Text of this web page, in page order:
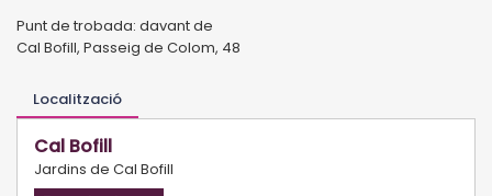
Punt de trobada: davant de
Cal Bofill, Passeig de Colom, 48
Localització
Cal Bofill
Jardins de Cal Bofill